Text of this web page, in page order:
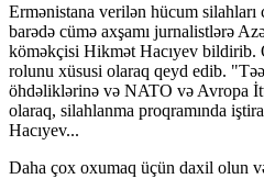
Ermənistana verilən hücum
barədə cümə axşamı jurnalistlərə
köməkçisi Hikmət Hacıyev bildirib.
rolunu xüsusi olaraq qeyd edib.
öhdəliklərinə və NATO və Avropa
olaraq, silahlanma proqramında
Hacıyev...
Daha çox oxumaq üçün daxil olun